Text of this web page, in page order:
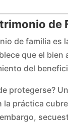
de
de familia es
que el bien
del
protegerse?
la práctica